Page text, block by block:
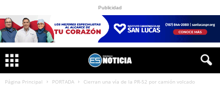
Publicidad
Página Principal PORTADA Cierran una vía de la PR-52 por camión volcado